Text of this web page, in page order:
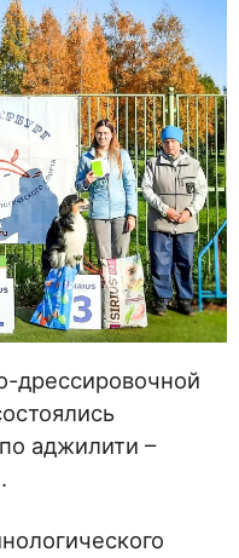
дрессировочной
аджилити –